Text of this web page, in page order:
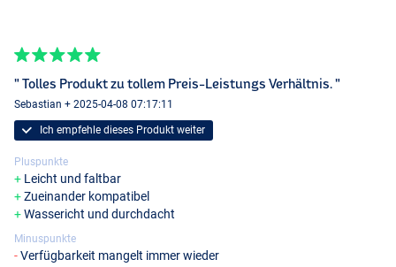
" Tolles Produkt zu tollem Preis-Leistungs Verhältnis. "
Sebastian + 2025-04-08 07:17:11
Ich empfehle dieses Produkt weiter
Pluspunkte
Leicht und faltbar
Zueinander kompatibel
Wassericht und durchdacht
Minuspunkte
Verfügbarkeit mangelt immer wieder